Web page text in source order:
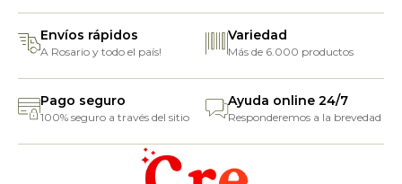
Envíos rápidos
A Rosario y todo el país!
Variedad
Más de 6.000 productos
Pago seguro
100% seguro a través del sitio
Ayuda online 24/7
Responderemos a la brevedad